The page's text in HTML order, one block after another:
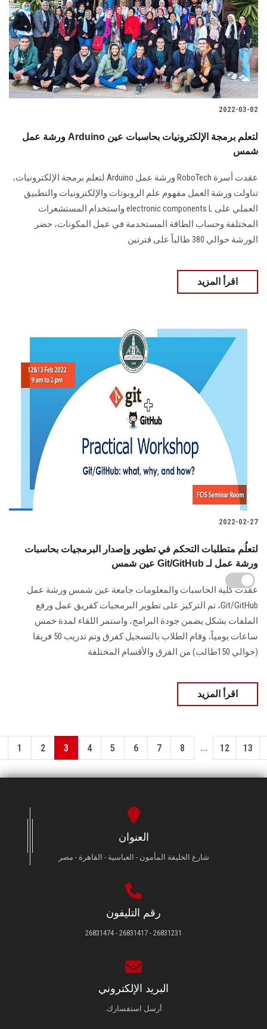
2022-03-02
ورشة عمل Arduino لتعلم برمجة الإلكترونيات بحاسبات عين
شمس
عقدت أسرة RoboTech ورشة عمل Arduino لتعلم برمجة الإلكترونيات،
تناولت ورشة العمل مفهوم علم الروبوتات والإلكترونيات والتطبيق
العملي على electronic components L واستخدام المستشعرات
المختلفة وحساب الطاقة المستخدمة في عمل المكونات، حضر
الورشة حوالي 380 طالباً على فترتين
اقرأ المزيد
2022-02-27
لتعلُم متطلبات التحكم في تطوير وإصدار البرمجيات بحاسبات
عين شمس Git/GitHub ورشة عمل لـ
عقدت كلية الحاسبات والمعلومات جامعة عين شمس ورشة عمل
Git/GitHub، تم التركيز على تطوير البرمجيات كفريق عمل ورفع
الملفات بشكل يضمن جودة البرامج، واستمر اللقاء لمدة خمس
ساعات يومياً، وقام الطلاب بالتسجيل كفرق وتم تدريب 50 فريقا
(حوالي 150طالب) من الفرق والأقسام المختلفة
اقرأ المزيد
1 2 3 4 5 6 7 8 ... 12 13
العنوان
شارع الخليفة المأمون - العباسية - القاهرة - مصر
رقم التليفون
26831231 - 26831417 - 26831474
البريد الإلكتروني
أرسل استفسارك.